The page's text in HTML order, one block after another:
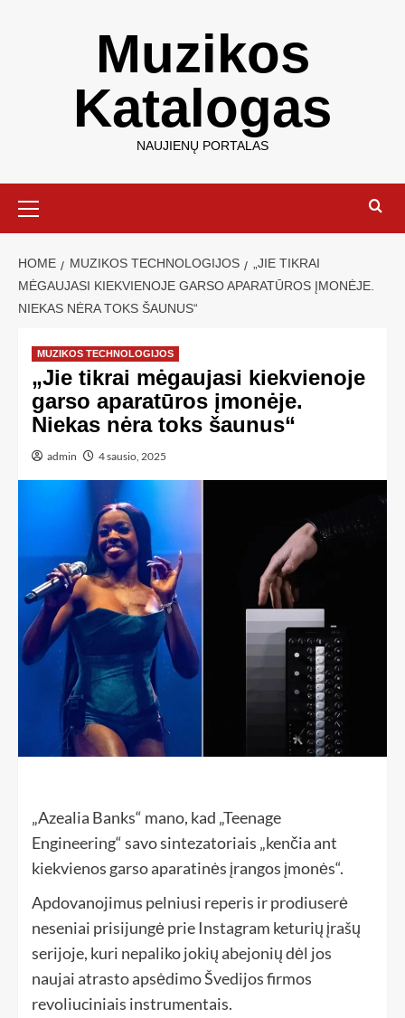
Muzikos
Katalogas
NAUJIENŲ PORTALAS
HOME MUZIKOS TECHNOLOGIJOS
„JIE TIKRAI
MĖGAUJASI KIEKVIENOJE GARSO APARATŪROS ĮMONĖJE.
NIEKAS NĖRA TOKS ŠAUNUS“
MUZIKOS TECHNOLOGIJOS
„Jie tikrai mėgaujasi kiekvienoje
garso aparatūros įmonėje.
Niekas nėra toks šaunus“
admin 4 sausio, 2025
„Azealia Banks“ mano, kad „Teenage
Engineering“ savo sintezatoriais „kenčia ant
kiekvienos garso aparatinės įrangos įmonės“.
Apdovanojimus pelniusi reperis ir prodiuserė
neseniai prisijungė prie Instagram keturių įrašų
serijoje, kuri nepaliko jokių abejonių dėl jos
naujai atrasto apsėdimo Švedijos firmos
revoliuciniais instrumentais.